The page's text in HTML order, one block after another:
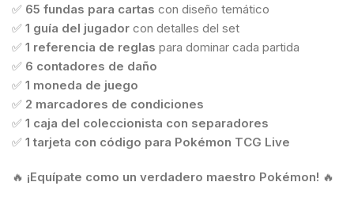
✅ 65 fundas para cartas con diseño temático
✅ 1 guía del jugador con detalles del set
✅ 1 referencia de reglas para dominar cada partida
✅ 6 contadores de daño
✅ 1 moneda de juego
✅ 2 marcadores de condiciones
✅ 1 caja del coleccionista con separadores
✅ 1 tarjeta con código para Pokémon TCG Live
🔥 ¡Equípate como un verdadero maestro Pokémon! 🔥